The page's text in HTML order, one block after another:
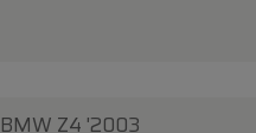
BMW Z4 '2003